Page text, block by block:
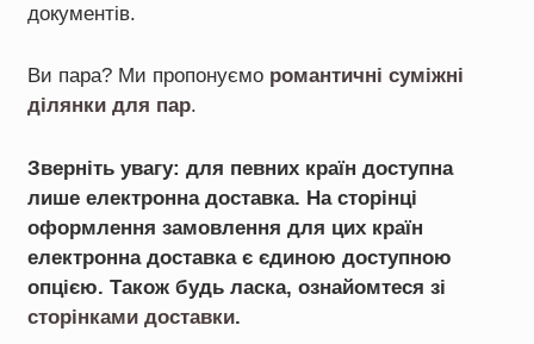
документів.
Ви пара? Ми пропонуємо романтичні суміжні
ділянки для пар.
Зверніть увагу: для певних країн доступна
лише електронна доставка. На сторінці
оформлення замовлення для цих країн
електронна доставка є єдиною доступною
опцією. Також будь ласка, ознайомтеся зі
сторінками доставки.